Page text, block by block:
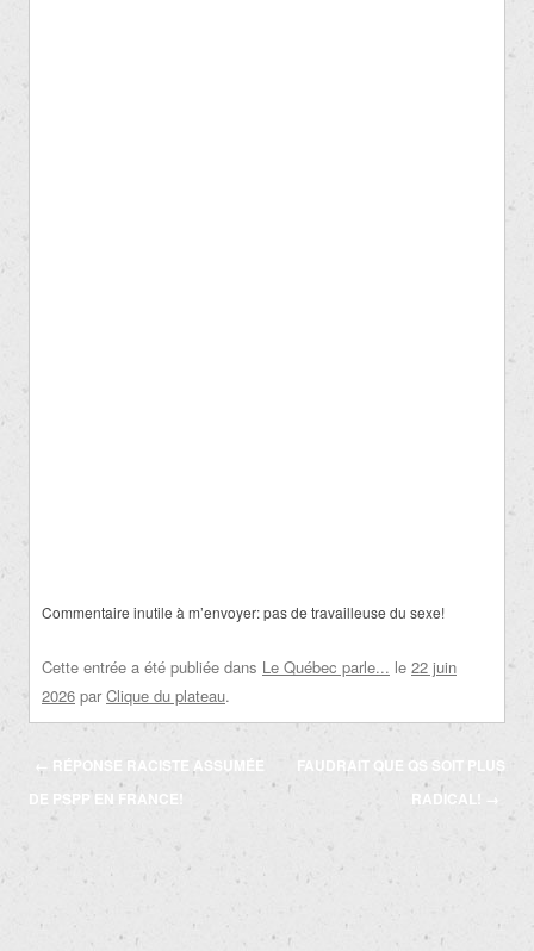
Commentaire inutile à m’envoyer: pas de travailleuse du sexe!
Cette entrée a été publiée dans Le Québec parle... le 22 juin
2026 par Clique du plateau.
Navigation
des
← RÉPONSE RACISTE ASSUMÉE
DE PSPP EN FRANCE!
FAUDRAIT QUE QS SOIT PLUS
RADICAL! →